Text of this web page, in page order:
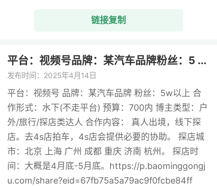
链接复制
平台：视频号品牌：某汽车品牌粉丝：5 ...
发布时间：2025年4月14日
平台：视频号 品牌：某汽车品牌 粉丝：5w以上 合
作形式：水下(不走平台) 预算：700内 博主类型：户
外/旅行/探店类达人 合作内容： 真人出境，线下探
店。去4s店拍车，4s店会提供必要的协助。 探店城
市：北京 上海 广州 成都 重庆 济南 杭州。 探店时
间：大概是4月底-5月底。https://p.baominggongj
u.com/share?eid=67fb75a5a79ac9f0fcbe84ff